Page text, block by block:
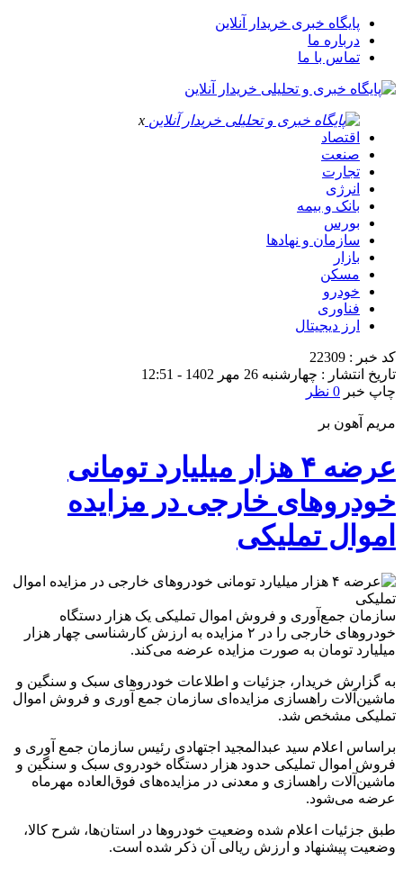
پایگاه خبری خریدار آنلاین
درباره ما
تماس با ما
x
اقتصاد
صنعت
تجارت
انرژی
بانک و بیمه
بورس
سازمان و نهادها
بازار
مسکن
خودرو
فناوری
ارز دیجیتال
کد خبر : 22309
تاریخ انتشار : چهارشنبه 26 مهر 1402 - 12:51
چاپ خبر 0 نظر
مریم آهون بر
عرضه ۴ هزار میلیارد تومانی
خودروهای خارجی در مزایده‌
اموال تملیکی
سازمان جمع‌آوری و فروش اموال تملیکی یک هزار دستگاه
خودروهای خارجی را در ٢ مزایده به ارزش کارشناسی چهار هزار
میلیارد تومان به صورت مزایده عرضه می‌کند.
به گزارش خریدار، جزئیات و اطلاعات خودروهای سبک و سنگین و
ماشین‌آلات راهسازی مزایده‌ای سازمان جمع آوری و فروش اموال
تملیکی مشخص شد.
براساس اعلام سید عبدالمجید اجتهادی رئیس سازمان جمع آوری و
فروش اموال تملیکی حدود هزار دستگاه خودروی سبک و سنگین و
ماشین‌آلات راهسازی و معدنی در مزایده‌های فوق‌العاده مهرماه
عرضه می‌شود.
طبق جزئیات اعلام شده وضعیت خودروها در استان‌ها، شرح کالا،
وضعیت پیشنهاد و ارزش ریالی آن ذکر شده است.